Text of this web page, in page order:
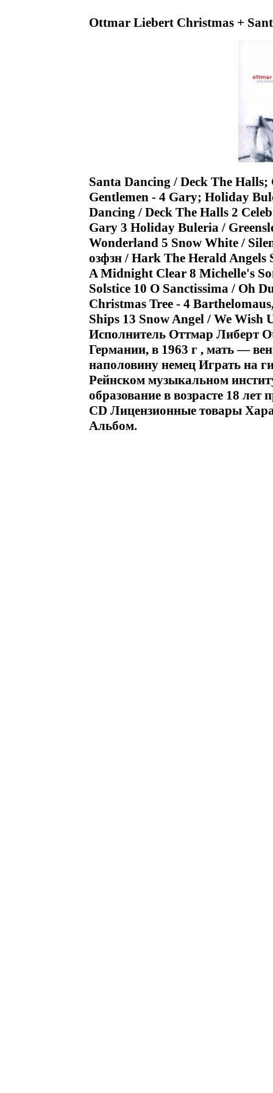
Ottmar Liebert Christmas +
Santa Dancing / Deck The
Gentlemen - 4 Gary; Holiday
Dancing / Deck The Halls 2
Gary 3 Holiday Buleria /
Wonderland 5 Snow White /
озфзн / Hark The Herald
A Midnight Clear 8 Michelle's
Solstice 10 O Sanctissima / Oh
Christmas Tree - 4
Ships 13 Snow Angel / We
Исполнитель Оттмар Либерт
Германии, в 1963 г , мать —
наполовину немец Играть на
Рейнском музыкальном
образование в возрасте 18
CD Лицензионные товары
Альбом.